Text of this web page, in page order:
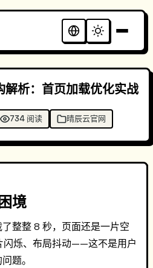
解析：首页加载优化实战
734 阅读 晴辰云官网
境
整整 8 秒，页面还是一片空
闪烁、布局抖动——这不是用户
题。